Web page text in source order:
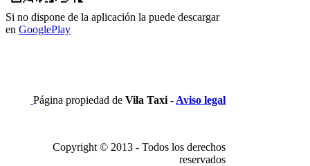
Si no dispone de la aplicación la puede descargar
en GooglePlay
Página propiedad deVila Taxi - Aviso legal
Copyright © 2013 - Todos los derechos
reservados